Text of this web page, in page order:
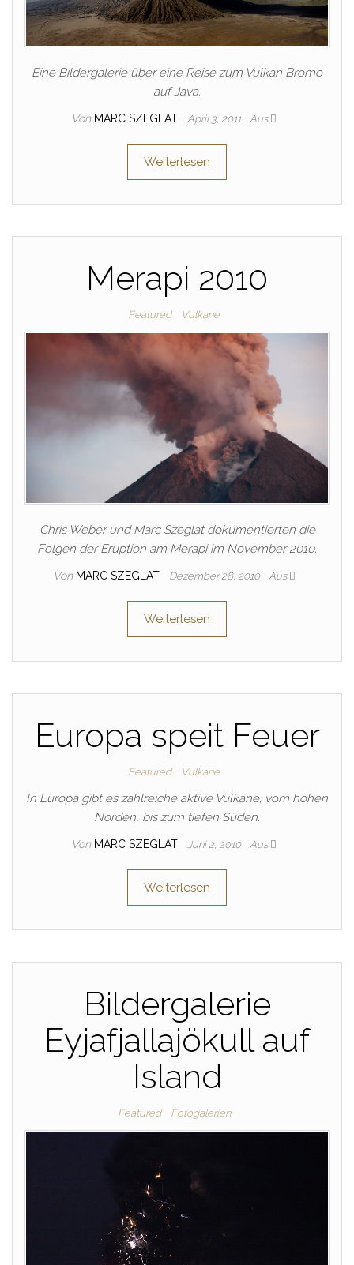
Eine Bildergalerie über eine Reise zum Vulkan Bromo
auf Java.
Von MARC SZEGLAT April 3, 2011 Aus
Weiterlesen
Merapi 2010
Featured Vulkane
Chris Weber und Marc Szeglat dokumentierten die
Folgen der Eruption am Merapi im November 2010.
Von MARC SZEGLAT Dezember 28, 2010 Aus
Weiterlesen
Europa speit Feuer
Featured Vulkane
In Europa gibt es zahlreiche aktive Vulkane; vom hohen
Norden, bis zum tiefen Süden.
Von MARC SZEGLAT Juni 2, 2010 Aus
Weiterlesen
Bildergalerie
Eyjafjallajökull auf
Island
Featured Fotogalerien